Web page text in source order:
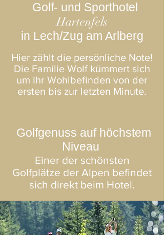
Golf- und Sporthotel
Hartenfels
in Lech/Zug am Arlberg
Hier zählt die persönliche Note!
Die Familie Wolf kümmert sich
um Ihr Wohlbefinden von der
ersten bis zur letzten Minute.
Golfgenuss auf höchstem
Niveau
Einer der schönsten
Golfplätze der Alpen befindet
sich direkt beim Hotel.